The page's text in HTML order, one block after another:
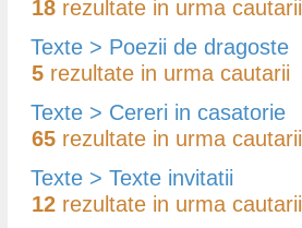
18 rezultate in urma cautarii
Texte > Poezii de dragoste
5 rezultate in urma cautarii
Texte > Cereri in casatorie
65 rezultate in urma cautarii
Texte > Texte invitatii
12 rezultate in urma cautarii